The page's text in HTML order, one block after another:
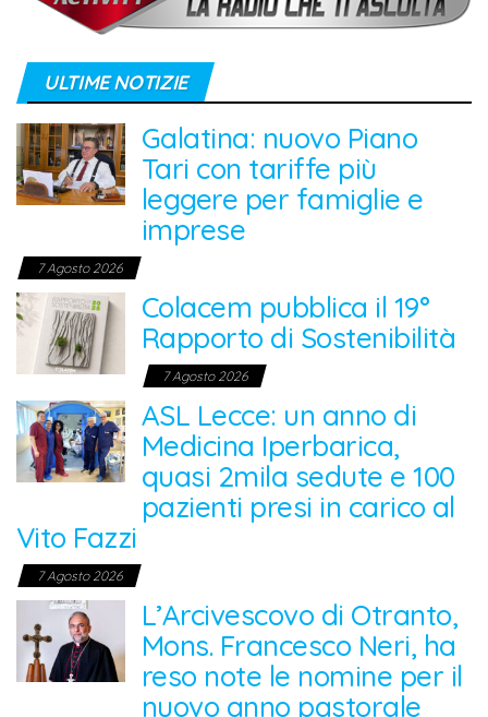
ULTIME NOTIZIE
Galatina: nuovo Piano
Tari con tariffe più
leggere per famiglie e
imprese
7 Agosto 2026
Colacem pubblica il 19°
Rapporto di Sostenibilità
7 Agosto 2026
ASL Lecce: un anno di
Medicina Iperbarica,
quasi 2mila sedute e 100
pazienti presi in carico al
Vito Fazzi
7 Agosto 2026
L’Arcivescovo di Otranto,
Mons. Francesco Neri, ha
reso note le nomine per il
nuovo anno pastorale